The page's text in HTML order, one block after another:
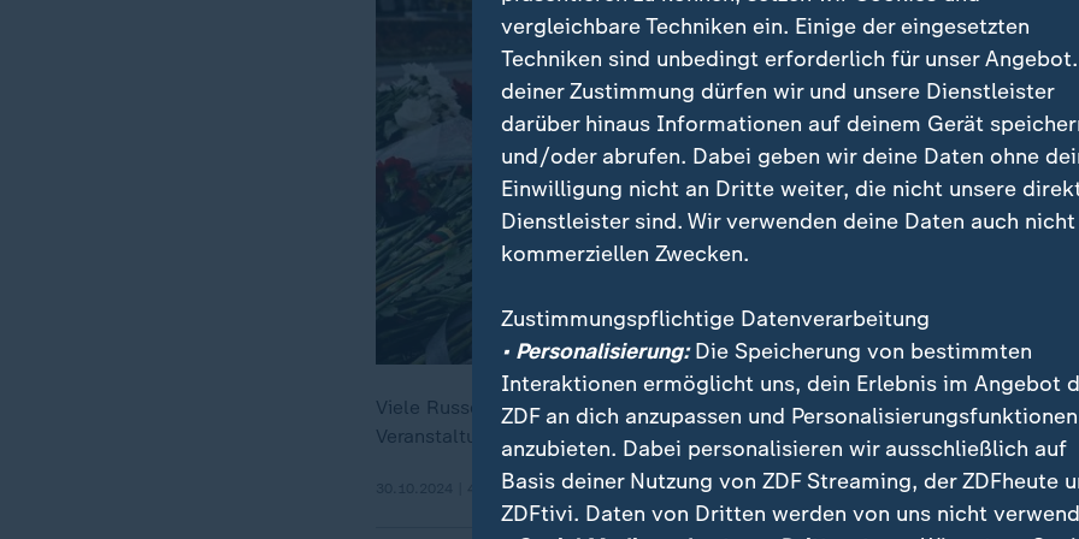
Viele Russen gedenken der Millionen Opfer des Stalinismus. In Putins
Veranstaltungen immer häufiger verboten.
30.10.2024 | 4:18 min
vergleichbare Techniken ein. Einige der eingesetzten
Techniken sind unbedingt erforderlich für unser
deiner Zustimmung dürfen wir und unsere Dienstleister
darüber hinaus Informationen auf deinem Gerät
und/oder abrufen. Dabei geben wir deine Daten ohne
Einwilligung nicht an Dritte weiter, die nicht unsere
Dienstleister sind. Wir verwenden deine Daten auch nicht
kommerziellen Zwecken.
Zustimmungspflichtige Datenverarbeitung
• Personalisierung:Die Speicherung von bestimmten
Interaktionen ermöglicht uns, dein Erlebnis im Angebot
ZDF an dich anzupassen und Personalisierungsfunktionen
anzubieten. Dabei personalisieren wir ausschließlich auf
Basis deiner Nutzung von ZDF Streaming, der ZDFheute
ZDFtivi. Daten von Dritten werden von uns nicht